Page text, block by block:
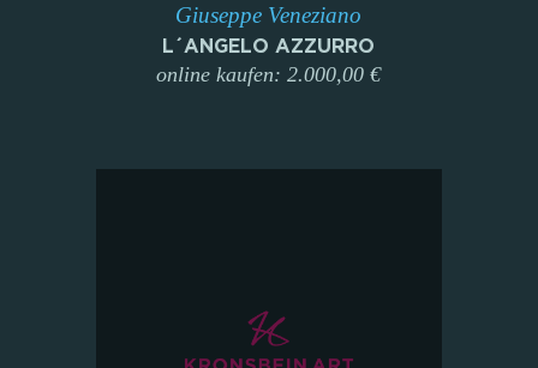
Giuseppe Veneziano
L´ANGELO AZZURRO
online kaufen: 2.000,00 €